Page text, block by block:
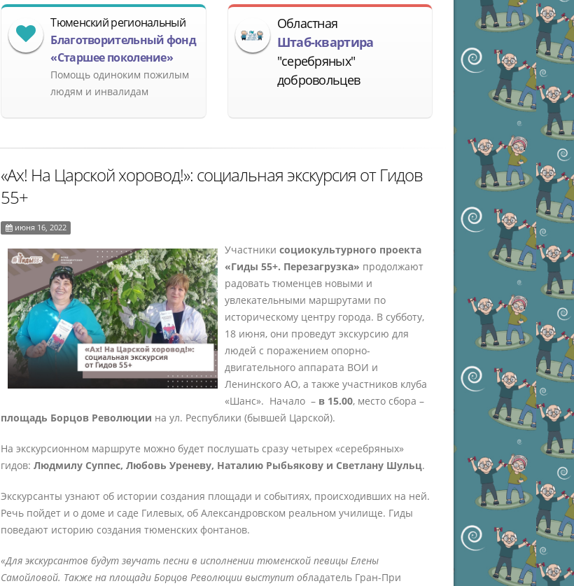
Тюменский региональный
Благотворительный фонд
«Старшее поколение»
Помощь одиноким пожилым
людям и инвалидам
Областная
Штаб-квартира
"серебряных"
добровольцев
«Ах! На Царской хоровод!»: социальная экскурсия от Гидов
55+
июня 16, 2022
Участникисоциокультурного проекта
«Гиды 55+. Перезагрузка» продолжают
радовать тюменцев новыми и
увлекательными маршрутами по
историческому центру города. В субботу,
18 июня, они проведут экскурсию для
людей с поражением опорно-
двигательного аппарата ВОИ и
Ленинского АО, а также участников клуба
«Шанс». Начало – в 15.00, место сбора –
площадь Борцов Революции на ул. Республики (бывшей Царской).
На экскурсионном маршруте можно будет послушать сразу четырех «серебряных»
гидов:Людмилу Суппес, Любовь Уреневу, Наталию Рыбьякову и Светлану Шульц.
Экскурсанты узнают об истории создания площади и событиях, происходивших на ней.
Речь пойдет и о доме и саде Гилевых, об Александровском реальном училище. Гиды
поведают историю создания тюменских фонтанов.
«Для экскурсантов будут звучать песни в исполнении тюменской певицы Елены
Самойловой. Также на площади Борцов Революции выступит обладатель Гран-При